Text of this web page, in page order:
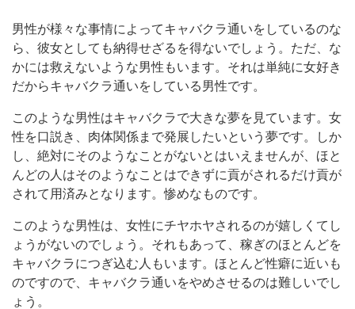
男性が様々な事情によってキャバクラ通いをしているのな
ら、彼女としても納得せざるを得ないでしょう。ただ、な
かには救えないような男性もいます。それは単純に女好き
だからキャバクラ通いをしている男性です。
このような男性はキャバクラで大きな夢を見ています。女
性を口説き、肉体関係まで発展したいという夢です。しか
し、絶対にそのようなことがないとはいえませんが、ほと
んどの人はそのようなことはできずに貢がされるだけ貢が
されて用済みとなります。惨めなものです。
このような男性は、女性にチヤホヤされるのが嬉しくてし
ょうがないのでしょう。それもあって、稼ぎのほとんどを
キャバクラにつぎ込む人もいます。ほとんど性癖に近いも
のですので、キャバクラ通いをやめさせるのは難しいでし
ょう。